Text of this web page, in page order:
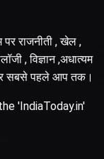
राजनीती , खेल ,
, विज्ञान ,अधात्यम
सबसे पहले आप तक।
'IndiaToday.in'